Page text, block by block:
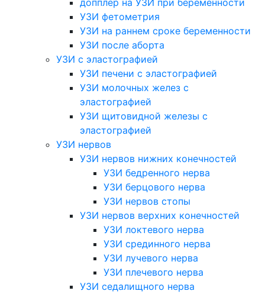
допплер на УЗИ при беременности
УЗИ фетометрия
УЗИ на раннем сроке беременности
УЗИ после аборта
УЗИ с эластографией
УЗИ печени с эластографией
УЗИ молочных желез с
эластографией
УЗИ щитовидной железы с
эластографией
УЗИ нервов
УЗИ нервов нижних конечностей
УЗИ бедренного нерва
УЗИ берцового нерва
УЗИ нервов стопы
УЗИ нервов верхних конечностей
УЗИ локтевого нерва
УЗИ срединного нерва
УЗИ лучевого нерва
УЗИ плечевого нерва
УЗИ седалищного нерва